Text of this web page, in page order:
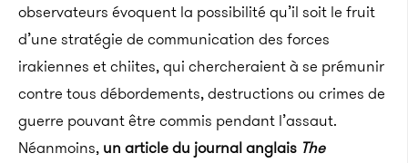
observateurs évoquent la possibilité qu’il soit le fruit
d’une stratégie de communication des forces
irakiennes et chiites, qui chercheraient à se prémunir
contre tous débordements, destructions ou crimes de
guerre pouvant être commis pendant l’assaut.
Néanmoins, un article du journal anglais The